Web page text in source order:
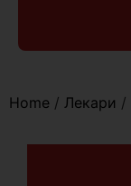
Home / Лекари /